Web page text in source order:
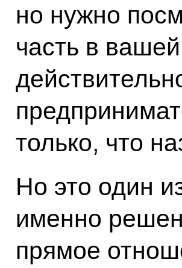
но нужно
часть в
только, что
Но это один
именно
прямое